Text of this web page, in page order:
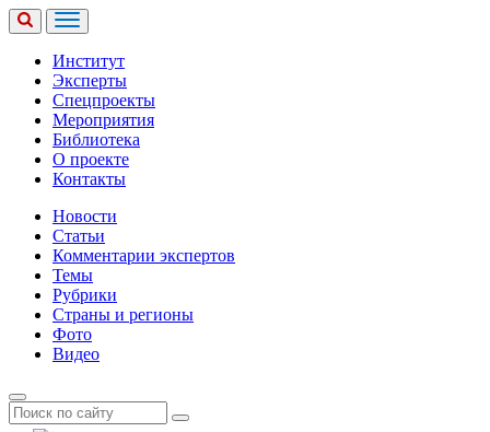
Институт
Эксперты
Спецпроекты
Мероприятия
Библиотека
О проекте
Контакты
Новости
Статьи
Комментарии экспертов
Темы
Рубрики
Страны и регионы
Фото
Видео